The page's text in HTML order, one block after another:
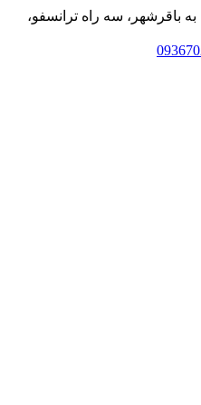
باقرشهر، سه راه ترانسفو،